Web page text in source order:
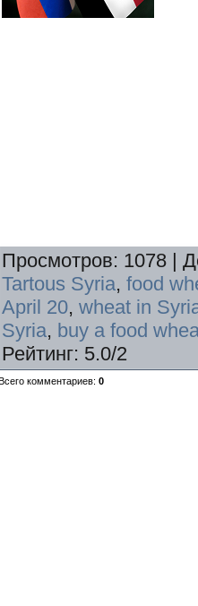
Просмотров: 1078 |
Tartous Syria, food
April 20, wheat in
Syria, buy a food
Рейтинг: 5.0/2
комментариев: 0